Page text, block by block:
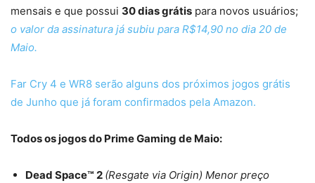
mensais e que possui 30 dias grátis para novos usuários;
o valor da assinatura já subiu para R$14,90 no dia 20 de
Maio.
Far Cry 4 e WR8 serão alguns dos próximos jogos grátis
de Junho que já foram confirmados pela Amazon.
Todos os jogos do Prime Gaming de Maio:
Dead Space™ 2 (Resgate via Origin) Menor preço